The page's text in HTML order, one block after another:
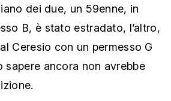
dei due, un 59enne, in
B, è stato estradato, l’altro,
Ceresio con un permesso G
sapere ancora non avrebbe